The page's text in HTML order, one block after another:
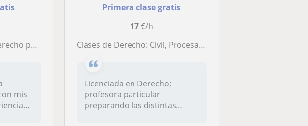
Universidad Rey Juan Carlos.
mis
Primera clase gratis
17€/h
Clases de Derecho: Civil, Procesal, Administrativo e Internacional, Público y Privado, tanto presenciales como on line
Licenciada en Derecho;
profesora particular
preparando las distintas